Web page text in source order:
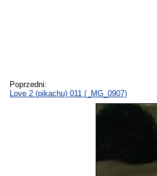
Poprzedni:
Love 2 (pikachu) 011 (_MG_0907)